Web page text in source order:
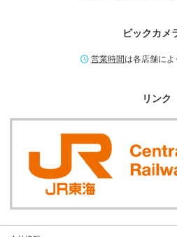
ビックカメ
営業時間は各店舗によ
リンク